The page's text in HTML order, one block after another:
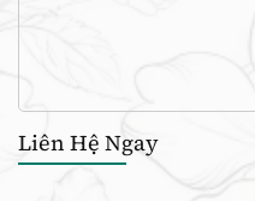
Liên Hệ Ngay